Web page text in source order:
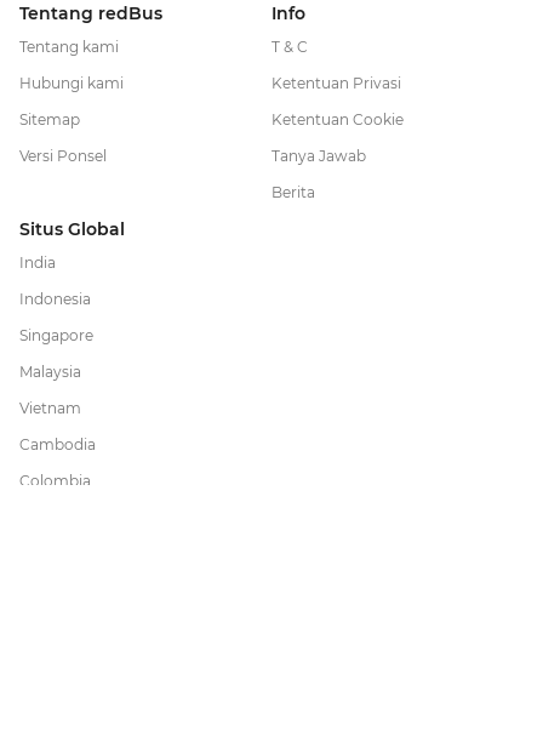
Tentang redBus
Tentang kami
Hubungi kami
Sitemap
Versi Ponsel
Info
T & C
Ketentuan Privasi
Ketentuan Cookie
Tanya Jawab
Berita
Situs Global
India
Indonesia
Singapore
Malaysia
Vietnam
Cambodia
Colombia